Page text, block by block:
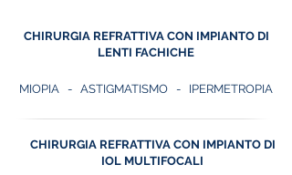
CHIRURGIA REFRATTIVA CON IMPIANTO DI
LENTI FACHICHE
MIOPIA - ASTIGMATISMO - IPERMETROPIA
CHIRURGIA REFRATTIVA CON IMPIANTO DI
IOL MULTIFOCALI